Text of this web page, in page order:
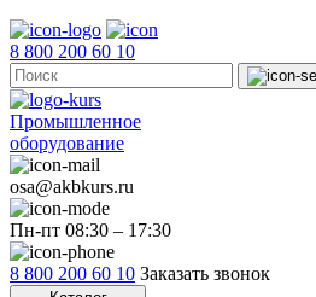
8 800 200 60 10
Промышленное
оборудование
osa@akbkurs.ru
Пн-пт 08:30 – 17:30
8 800 200 60 10 Заказать звонок